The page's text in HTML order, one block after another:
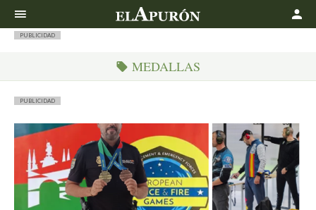
PUBLICIDAD
MEDALLAS
PUBLICIDAD